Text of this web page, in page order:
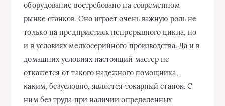
оборудование востребовано на современном
рынке станков. Оно играет очень важную роль не
только на предприятиях непрерывного цикла, но
и в условиях мелкосерийного производства. Да и в
домашних условиях настоящий мастер не
откажется от такого надежного помощника,
каким, безусловно, является токарный станок. С
ним без труда при наличии определенных